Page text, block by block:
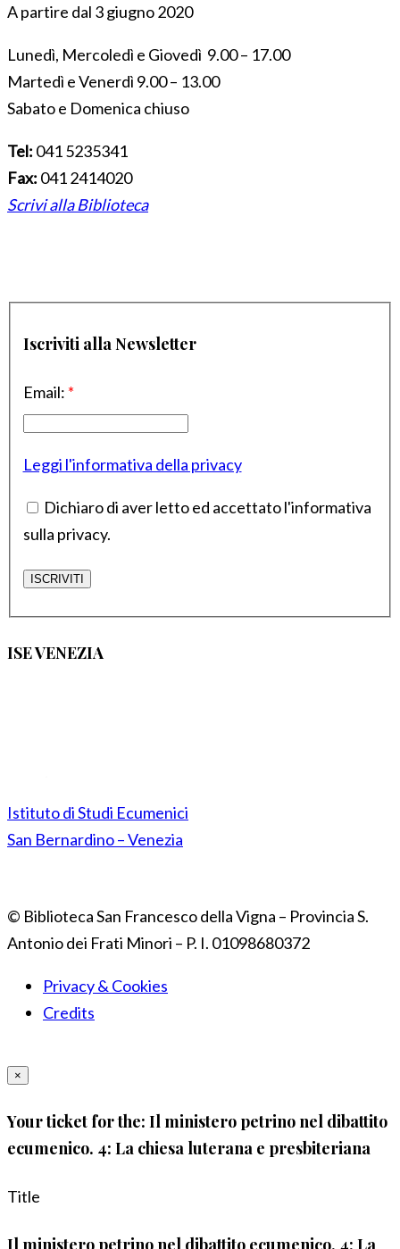
A partire dal 3 giugno 2020
Lunedì, Mercoledì e Giovedì 9.00 – 17.00
Martedì e Venerdì 9.00 – 13.00
Sabato e Domenica chiuso
Tel: 041 5235341
Fax: 041 2414020
Scrivi alla Biblioteca
Iscriviti alla Newsletter
Email: *
Leggi l'informativa della privacy
Dichiaro di aver letto ed accettato l'informativa
sulla privacy.
ISE VENEZIA
Istituto di Studi Ecumenici
San Bernardino – Venezia
© Biblioteca San Francesco della Vigna – Provincia S.
Antonio dei Frati Minori – P. I. 01098680372
Privacy & Cookies
Credits
×
Your ticket for the: Il ministero petrino nel dibattito
ecumenico. 4: La chiesa luterana e presbiteriana
Title
Il ministero petrino nel dibattito ecumenico. 4: La